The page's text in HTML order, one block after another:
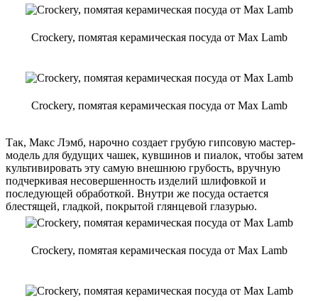
Crockery, помятая керамическая посуда от Max Lamb
Crockery, помятая керамическая посуда от Max Lamb
Так, Макс Лэмб, нарочно создает грубую гипсовую мастер-
модель для будущих чашек, кувшинов и пиалок, чтобы затем
культивировать эту самую внешнюю грубость, вручную
подчеркивая несовершенность изделий шлифовкой и
последующей обработкой. Внутри же посуда остается
блестящей, гладкой, покрытой глянцевой глазурью.
Crockery, помятая керамическая посуда от Max Lamb